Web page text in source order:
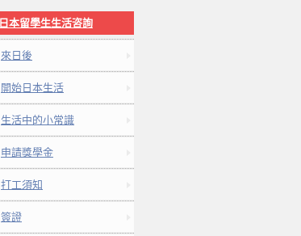
日本留學生生活咨詢
來日後
開始日本生活
生活中的小常識
申請獎學金
打工須知
簽證